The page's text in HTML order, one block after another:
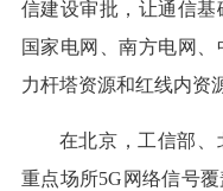
信建设审批，让通信
国家电网、南方电网
力杆塔资源和红线内资
在北京，工信部、
重点场所5G网络信号